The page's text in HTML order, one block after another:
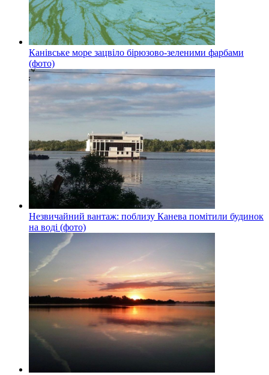
Канівське море зацвіло бірюзово-зеленими фарбами
(фото)
Незвичайний вантаж: поблизу Канева помітили будинок
на воді (фото)